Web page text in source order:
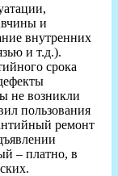
и
внутренних
и т.д.).
срока
не возникли
пользования
ремонт
– платно, в